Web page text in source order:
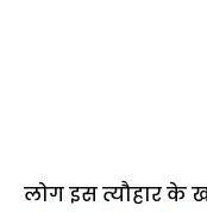
लोग इस त्यौहार के